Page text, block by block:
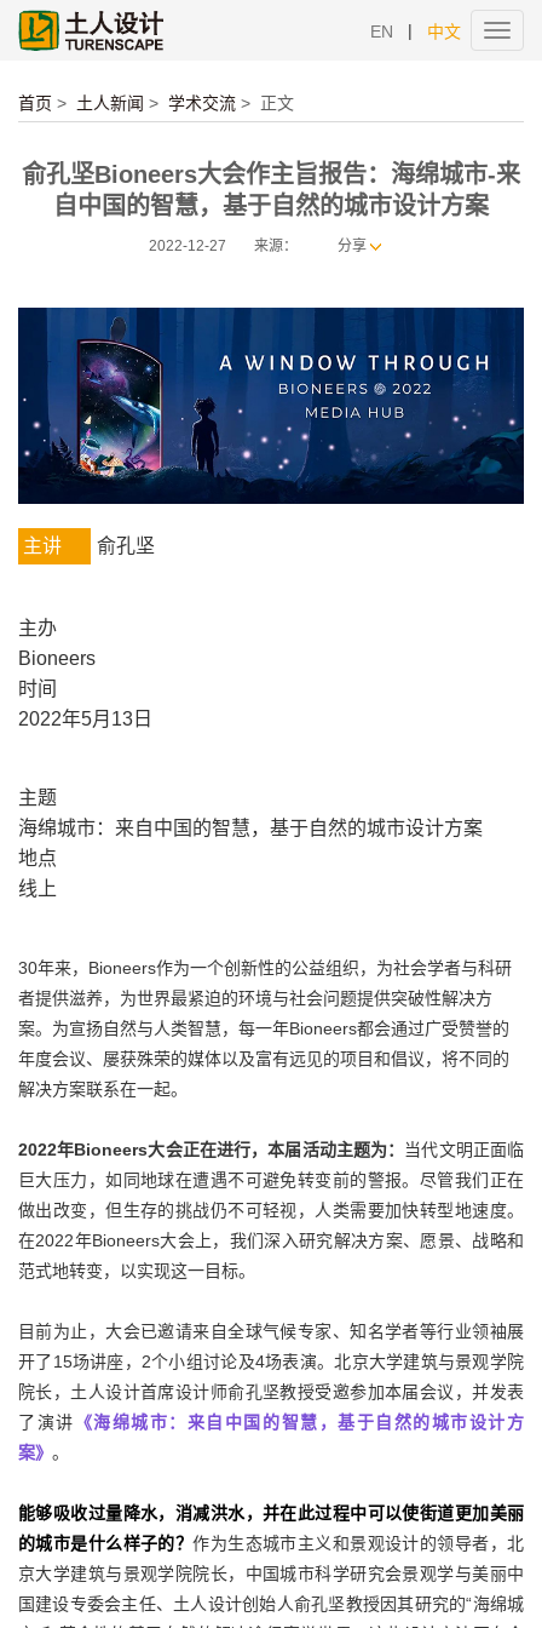
EN | 中文
首页 > 土人新闻 > 学术交流 > 正文
俞孔坚Bioneers大会作主旨报告：海绵城市-来
自中国的智慧，基于自然的城市设计方案
2022-12-27 来源： 分享
主讲 俞孔坚
主办
Bioneers
时间
2022年5月13日
主题
海绵城市：来自中国的智慧，基于自然的城市设计方案
地点
线上
30年来，Bioneers作为一个创新性的公益组织，为社会学者与科研
者提供滋养，为世界最紧迫的环境与社会问题提供突破性解决方
案。为宣扬自然与人类智慧，每一年Bioneers都会通过广受赞誉的
年度会议、屡获殊荣的媒体以及富有远见的项目和倡议，将不同的
解决方案联系在一起。
2022年Bioneers大会正在进行，本届活动主题为：
当代文明正面临
巨大压力，如同地球在遭遇不可避免转变前的警报。尽管我们正在
做出改变，但生存的挑战仍不可轻视，人类需要加快转型地速度。
在2022年Bioneers大会上，我们深入研究解决方案、愿景、战略和
范式地转变，以实现这一目标。
目前为止，大会已邀请来自全球气候专家、知名学者等行业领袖展
开了15场讲座，2个小组讨论及4场表演。北京大学建筑与景观学院
院长，土人设计首席设计师俞孔坚教授受邀参加本届会议，并发表
了演讲 《海绵城市：来自中国的智慧，基于自然的城市设计方
案》 。
能够吸收过量降水，消减洪水，并在此过程中可以使街道更加美丽
的城市是什么样子的？作为生态城市主义和景观设计的领导者，北
京大学建筑与景观学院院长，中国城市科学研究会景观学与美丽中
国建设专委会主任、土人设计创始人俞孔坚教授因其研究的“海绵城